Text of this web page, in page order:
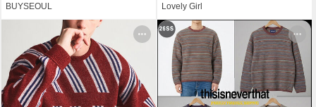
BUYSEOUL Lovely Girl